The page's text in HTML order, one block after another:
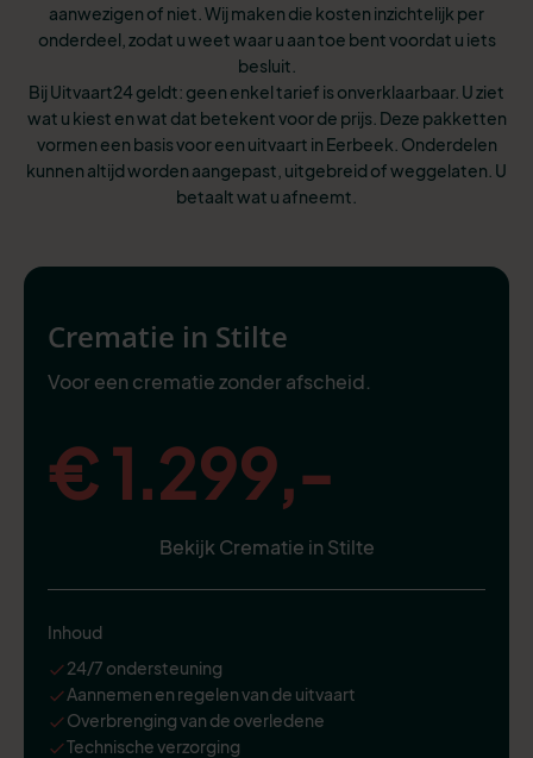
aanwezigen of niet. Wij maken die kosten inzichtelijk per
onderdeel, zodat u weet waar u aan toe bent voordat u iets
besluit.
Bij Uitvaart24 geldt: geen enkel tarief is onverklaarbaar. U ziet
wat u kiest en wat dat betekent voor de prijs. Deze pakketten
vormen een basis voor een uitvaart in Eerbeek. Onderdelen
kunnen altijd worden aangepast, uitgebreid of weggelaten. U
betaalt wat u afneemt.
Crematie in Stilte
Voor een crematie zonder afscheid.
€ 1.299,-
Bekijk Crematie in Stilte
Inhoud
24/7 ondersteuning
Aannemen en regelen van de uitvaart
Overbrenging van de overledene
Technische verzorging